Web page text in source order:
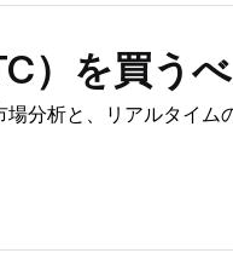
）を買う
分析と、リアルタイム